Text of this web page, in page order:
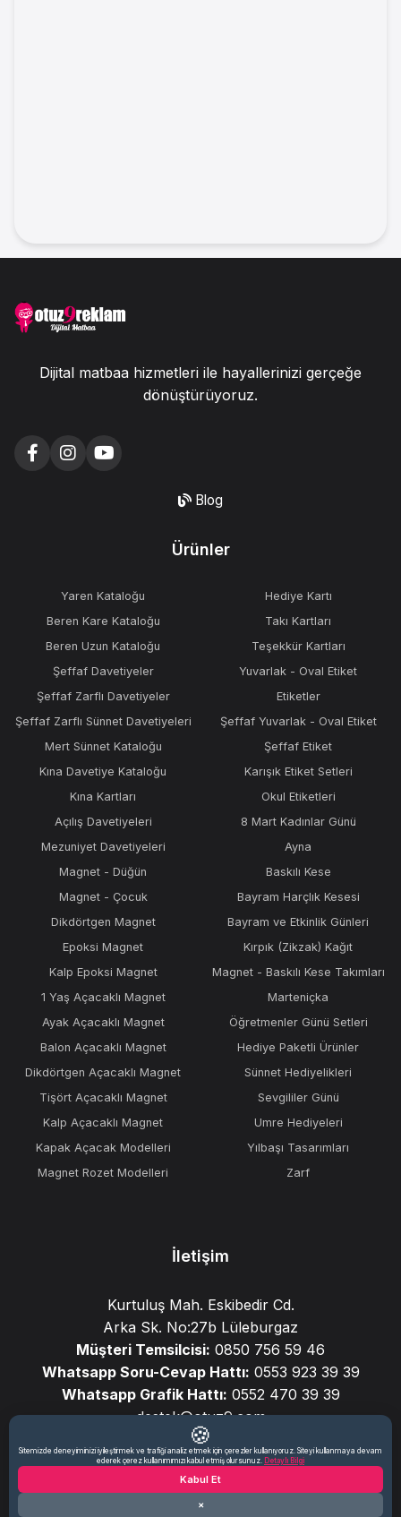
Dijital matbaa hizmetleri ile hayallerinizi gerçeğe
dönüştürüyoruz.
Blog
Ürünler
Yaren Kataloğu
Beren Kare Kataloğu
Beren Uzun Kataloğu
Şeffaf Davetiyeler
Şeffaf Zarflı Davetiyeler
Şeffaf Zarflı Sünnet Davetiyeleri
Mert Sünnet Kataloğu
Kına Davetiye Kataloğu
Kına Kartları
Açılış Davetiyeleri
Mezuniyet Davetiyeleri
Magnet - Düğün
Magnet - Çocuk
Dikdörtgen Magnet
Epoksi Magnet
Kalp Epoksi Magnet
1 Yaş Açacaklı Magnet
Ayak Açacaklı Magnet
Balon Açacaklı Magnet
Dikdörtgen Açacaklı Magnet
Tişört Açacaklı Magnet
Kalp Açacaklı Magnet
Kapak Açacak Modelleri
Magnet Rozet Modelleri
Hediye Kartı
Takı Kartları
Teşekkür Kartları
Yuvarlak - Oval Etiket
Etiketler
Şeffaf Yuvarlak - Oval Etiket
Şeffaf Etiket
Karışık Etiket Setleri
Okul Etiketleri
8 Mart Kadınlar Günü
Ayna
Baskılı Kese
Bayram Harçlık Kesesi
Bayram ve Etkinlik Günleri
Kırpık (Zikzak) Kağıt
Magnet - Baskılı Kese Takımları
Marteniçka
Öğretmenler Günü Setleri
Hediye Paketli Ürünler
Sünnet Hediyelikleri
Sevgililer Günü
Umre Hediyeleri
Yılbaşı Tasarımları
Zarf
İletişim
Kurtuluş Mah. Eskibedir Cd.
Arka Sk. No:27b Lüleburgaz
Müşteri Temsilcisi: 0850 756 59 46
Whatsapp Soru-Cevap Hattı: 0553 923 39 39
Whatsapp Grafik Hattı: 0552 470 39 39
destek@otuz9.com
© 2025 Otuz9 Reklam. Tüm hakları saklıdır.
🍪
Sitemizde deneyiminizi iyileştirmek ve trafiği analiz etmek için çerezler kullanıyoruz. Siteyi kullanmaya devam
ederek çerez kullanımımızı kabul etmiş olursunuz. Detaylı Bilgi
Kabul Et
×